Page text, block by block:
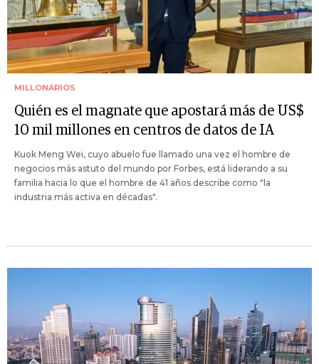
MILLONARIOS
Quién es el magnate que apostará más de US$
10 mil millones en centros de datos de IA
Kuok Meng Wei, cuyo abuelo fue llamado una vez el hombre de
negocios más astuto del mundo por Forbes, está liderando a su
familia hacia lo que el hombre de 41 años describe como "la
industria más activa en décadas".